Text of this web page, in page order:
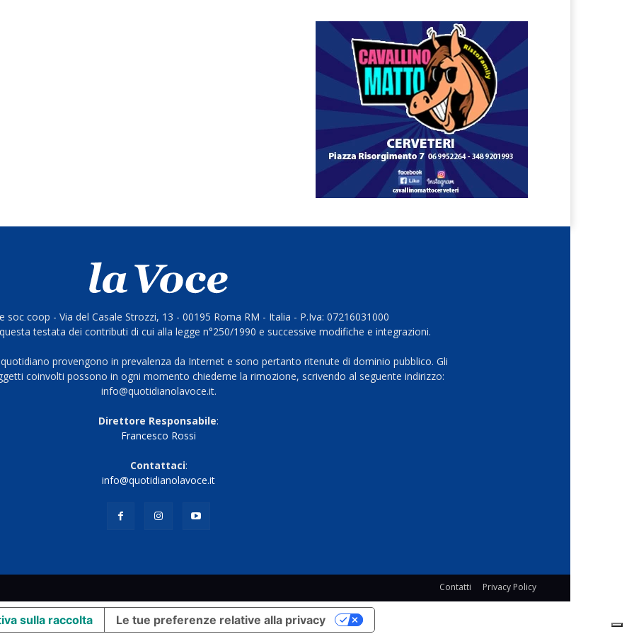
soc coop - Via del Casale Strozzi, 13 - 00195 Roma RM - Italia - P.Iva: 07216031000
testata dei contributi di cui alla legge n°250/1990 e successive modifiche e integrazioni.
provengono in prevalenza da Internet e sono pertanto ritenute di dominio pubblico. Gli
coinvolti possono in ogni momento chiederne la rimozione, scrivendo al seguente indirizzo:
info@quotidianolavoce.it.
Direttore Responsabile:
Francesco Rossi
Contattaci:
info@quotidianolavoce.it
Contatti Privacy Policy
sulla raccolta Le tue preferenze relative alla privacy